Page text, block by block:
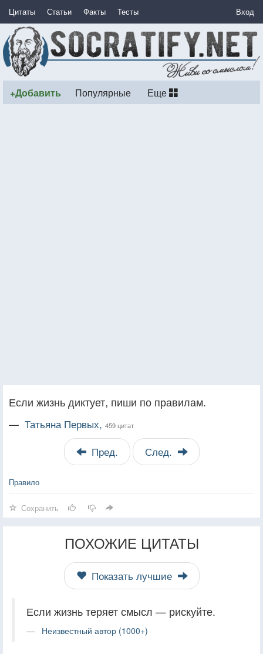
Цитаты Статьи Факты Тесты Вход
+Добавить Популярные Еще
Если жизнь диктует, пиши по правилам.
— Татьяна Первых, 459 цитат
Пред. След.
Правило
Сохранить
ПОХОЖИЕ ЦИТАТЫ
Показать лучшие
Если жизнь теряет смысл — рискуйте.
Неизвестный автор (1000+)